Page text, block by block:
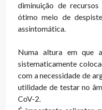
diminuição de
ótimo meio de
assintomática.
Numa altura em que
sistematicamente
com a necessidade de
utilidade de testar no
CoV-2.